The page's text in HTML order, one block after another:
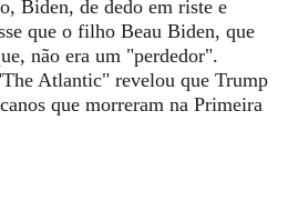
Biden, de dedo em riste e
que o filho Beau Biden, que
não era um "perdedor".
Atlantic" revelou que Trump
que morreram na Primeira